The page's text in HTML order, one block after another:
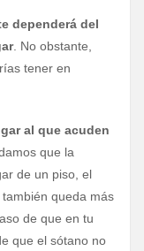
dependerá del
. No obstante,
tener en
al que acuden
que la
de un piso, el
queda más
de que en tu
que el sótano no